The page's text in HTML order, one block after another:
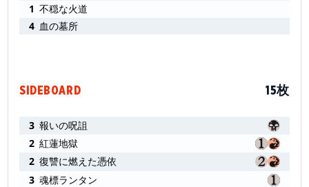
1 不穏な火道
4 血の墓所
SIDEBOARD 15枚
3 報いの呪詛
2 紅蓮地獄
2 復讐に燃えた憑依
3 魂標ランタン